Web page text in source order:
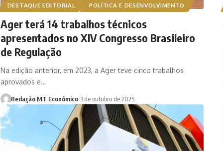
DESTAQUE EDITORIAL POLÍTICA E DESENVOLVIMENTO
Ager terá 14 trabalhos técnicos
apresentados no XIV Congresso Brasileiro
de Regulação
Na edição anterior, em 2023, a Ager teve cinco trabalhos
aprovados e…
Redação MT Econômico 3 de outubro de 2025